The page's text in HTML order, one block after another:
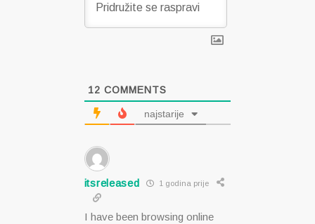
12 COMMENTS
najstarije
itsreleased 1 godina prije
I have been browsing online